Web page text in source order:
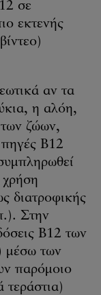
σε
εκτενής
αν τα
η αλόη,
ζώων,
B12
χρήση
διατροφικής
Στην
B12 των
μέσω των
παρόμοιο
τεράστια)